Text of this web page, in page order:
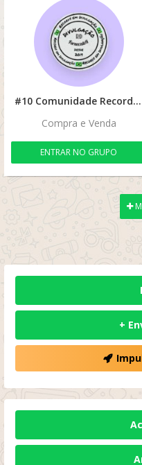
#10 Comunidade Records Em Divulgação
Compra e Venda
ENTRAR NO GRUPO
+